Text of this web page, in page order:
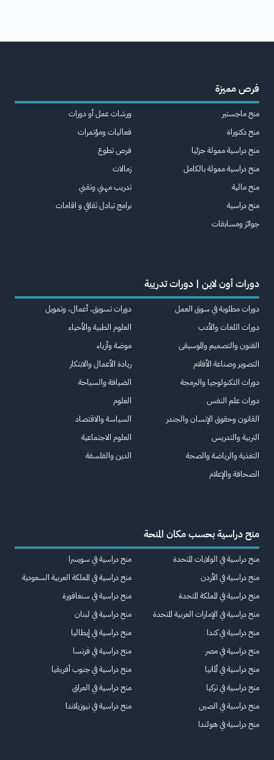
فرص مميزة
منح ماجستير
منح دكتوراة
منح دراسية ممولة جزئيا
منح دراسية ممولة بالكامل
منح مالية
منح دراسية
جوائز ومسابقات
ورشات عمل أو دورات
فعاليات ومؤتمرات
فرص تطوع
زمالات
تدريب مهني وتقني
برامج تبادل ثقافي و اقامات
دورات أون لاين | دورات تدريبة
دورات مطلوبة في سوق العمل
دورات اللغات والأدب
الفنون والتصميم والموسيقى
التصوير وصناعة الأفلام
دورات التكنولوجيا والبرمجة
دورات علم النفس
القانون وحقوق الإنسان والجندر
التربية والتدريس
التغذية والرياضة والصحة
الصحافة والإعلام
دورات تسويق، أعمال، وتمويل
العلوم الطبية والأحياء
موضة وأزياء
ريادة الأعمال والابتكار
الضيافة والسياحة
العلوم
السياسة والاقتصاد
العلوم الاجتماعية
الدين والفلسفة
منح دراسية بحسب مكان المنحة
منح دراسية في الولايات المتحدة
منح دراسية في الأردن
منح دراسية في المملكة المتحدة
منح دراسية في الإمارات العربية المتحدة
منح دراسية في كندا
منح دراسية في مصر
منح دراسية في ألمانيا
منح دراسية في تركيا
منح دراسية في الصين
منح دراسية في هولندا
منح دراسية في سويسرا
منح دراسية في المملكة العربية السعودية
منح دراسية في سنغافورة
منح دراسية في لبنان
منح دراسية في إيطاليا
منح دراسية في فرنسا
منح دراسية في جنوب أفريقيا
منح دراسية في العراق
منح دراسية في نيوزيلاندا